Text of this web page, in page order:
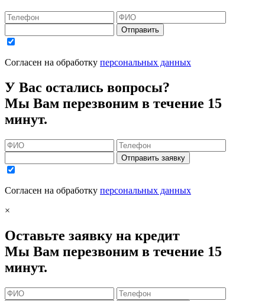
Отправить
Согласен на обработку персональных данных
У Вас остались вопросы?
Мы Вам перезвоним в течение 15
минут.
Отправить заявку
Согласен на обработку персональных данных
×
Оставьте заявку на кредит
Мы Вам перезвоним в течение 15
минут.